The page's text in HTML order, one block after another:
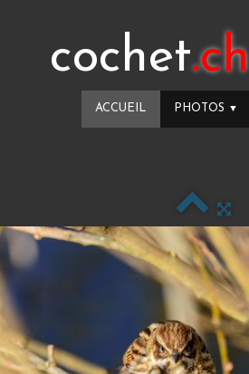
cochet.ch
ACCUEIL PHOTOS ▼